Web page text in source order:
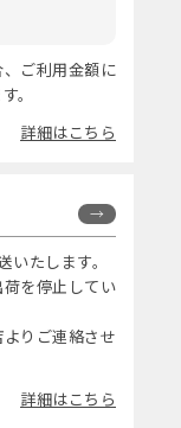
ご利用金額に
。
詳細はこちら
たします。
を停止してい
りご連絡させ
詳細はこちら